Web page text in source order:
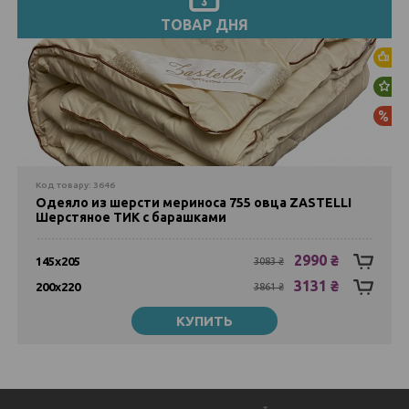
ТОВАР ДНЯ
Код товару: 3646
Одеяло из шерсти мериноса 755 овца ZASTELLI
Шерстяное ТИК с барашками
КУПИТЬ
145х205 3083 ₴ 2990 ₴
200х220 3861 ₴ 3131 ₴